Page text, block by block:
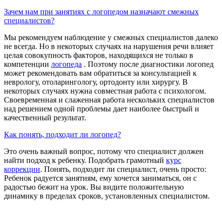
Зачем нам при занятиях с логопедом назначают смежных
специалистов?
Мы рекомендуем наблюдение у смежных специалистов далеко
не всегда. Но в некоторых случаях на нарушения речи влияет
целая совокупность факторов, находящихся не только в
компетенции логопеда . Поэтому после диагностики логопед
может рекомендовать вам обратиться за консультацией к
неврологу, отоларингологу, ортодонту или хирургу. В
некоторых случаях нужна совместная работа с психологом.
Своевременная и слаженная работа нескольких специалистов
над решением одной проблемы дает наиболее быстрый и
качественный результат.
Как понять, подходит ли логопед?
Это очень важный вопрос, потому что специалист должен
найти подход к ребенку. Подобрать грамотный курс
коррекции. Понять, подходит ли специалист, очень просто:
Ребенок радуется занятиям, ему хочется заниматься, он с
радостью бежит на урок. Вы видите положительную
динамику в пределах сроков, установленных специалистом.